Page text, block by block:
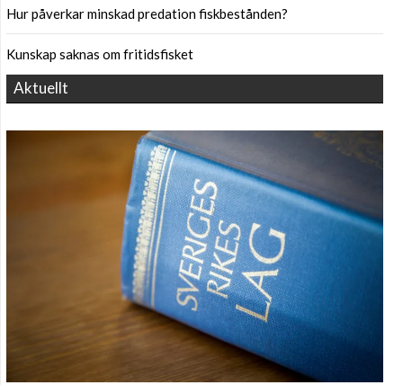
Hur påverkar minskad predation fiskbestånden?
Kunskap saknas om fritidsfisket
Aktuellt